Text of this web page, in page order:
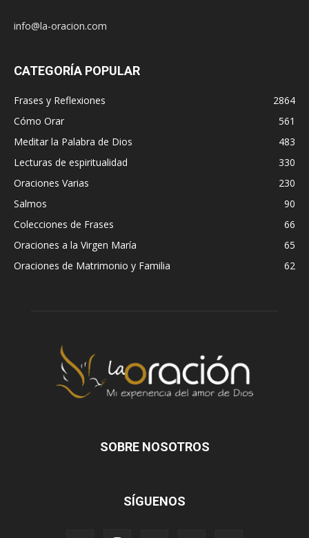
info@la-oracion.com
CATEGORÍA POPULAR
Frases y Reflexiones
2864
Cómo Orar
561
Meditar la Palabra de Dios
483
Lecturas de espiritualidad
330
Oraciones Varias
230
Salmos
90
Colecciones de Frases
66
Oraciones a la Virgen María
65
Oraciones de Matrimonio y Familia
62
SOBRE NOSOTROS
SÍGUENOS